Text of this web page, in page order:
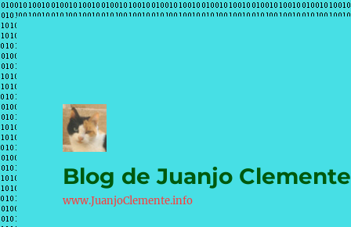
Blog de Juanjo Clemente
www.JuanjoClemente.info